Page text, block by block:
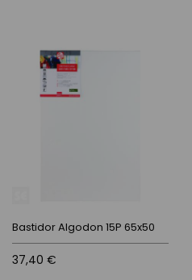
Bastidor Algodon 15P 65x50
37,40 €